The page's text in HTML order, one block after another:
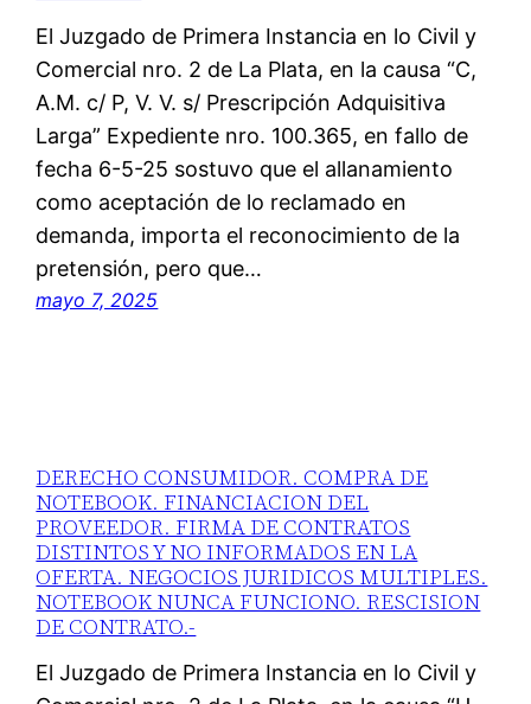
El Juzgado de Primera Instancia en lo Civil y
Comercial nro. 2 de La Plata, en la causa “C,
A.M. c/ P, V. V. s/ Prescripción Adquisitiva
Larga” Expediente nro. 100.365, en fallo de
fecha 6-5-25 sostuvo que el allanamiento
como aceptación de lo reclamado en
demanda, importa el reconocimiento de la
pretensión, pero que…
mayo 7, 2025
DERECHO CONSUMIDOR. COMPRA DE
NOTEBOOK. FINANCIACION DEL
PROVEEDOR. FIRMA DE CONTRATOS
DISTINTOS Y NO INFORMADOS EN LA
OFERTA. NEGOCIOS JURIDICOS MULTIPLES.
NOTEBOOK NUNCA FUNCIONO. RESCISION
DE CONTRATO.-
El Juzgado de Primera Instancia en lo Civil y